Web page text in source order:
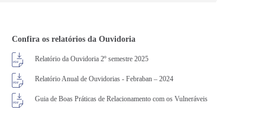
Confira os relatórios da Ouvidoria
Relatório da Ouvidoria 2º semestre 2025
Relatório Anual de Ouvidorias - Febraban – 2024
Guia de Boas Práticas de Relacionamento com os Vulneráveis